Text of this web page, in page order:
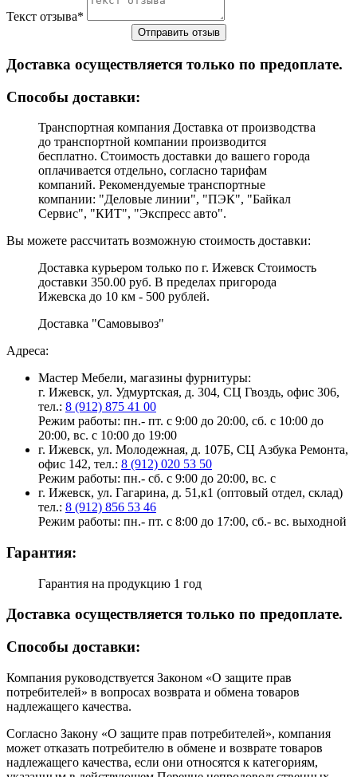
Текст отзыва*
Доставка осуществляется только по предоплате.
Cпособы доставки:
Транспортная компания Доставка от производства
до транспортной компании производится
бесплатно. Стоимость доставки до вашего города
оплачивается отдельно, согласно тарифам
компаний. Рекомендуемые транспортные
компании: "Деловые линии", "ПЭК", "Байкал
Сервис", "КИТ", "Экспресс авто".
Вы можете рассчитать возможную стоимость доставки:
Доставка курьером только по г. Ижевск Стоимость
доставки 350.00 руб. В пределах пригорода
Ижевска до 10 км - 500 рублей.
Доставка "Самовывоз"
Адреса:
Мастер Мебели, магазины фурнитуры:
г. Ижевск, ул. Удмуртская, д. 304, СЦ Гвоздь, офис 306,
тел.: 8 (912) 875 41 00
Режим работы: пн.- пт. с 9:00 до 20:00, сб. с 10:00 до
20:00, вс. с 10:00 до 19:00
г. Ижевск, ул. Молодежная, д. 107Б, СЦ Азбука Ремонта,
офис 142, тел.: 8 (912) 020 53 50
Режим работы: пн.- сб. с 9:00 до 20:00, вс. с
г. Ижевск, ул. Гагарина, д. 51,к1 (оптовый отдел, склад)
тел.: 8 (912) 856 53 46
Режим работы: пн.- пт. с 8:00 до 17:00, сб.- вс. выходной
Гарантия:
Гарантия на продукцию 1 год
Доставка осуществляется только по предоплате.
Cпособы доставки:
Компания руководствуется Законом «О защите прав
потребителей» в вопросах возврата и обмена товаров
надлежащего качества.
Согласно Закону «О защите прав потребителей», компания
может отказать потребителю в обмене и возврате товаров
надлежащего качества, если они относятся к категориям,